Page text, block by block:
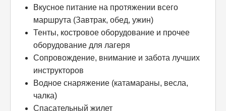
Вкусное питание на протяжении всего
маршрута (Завтрак, обед, ужин)
Тенты, костровое оборудование и прочее
оборудование для лагеря
Сопровождение, внимание и забота лучших
инструкторов
Водное снаряжение (катамараны, весла,
чалка)
Спасательный жилет